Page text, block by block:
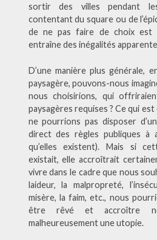
sortir des villes pendant
contentant du square ou de
de ne pas faire de choix est
entraîne des inégalités
D’une manière plus générale,
paysagère, pouvons-nous
nous choisirions, qui
paysagères requises ? Ce qui est
ne pourrions pas disposer
direct des règles publiques à
qu’elles existent). Mais si
existait, elle accroîtrait
vivre dans le cadre que nous
laideur, la malpropreté,
misère, la faim, etc., nous
être rêvé et accroître
malheureusement une utopie.